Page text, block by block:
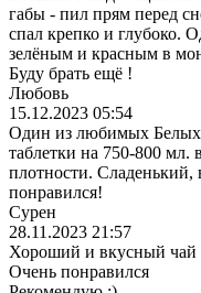
габы - пил прям перед
спал крепко и глубоко.
зелёным и красным в
Буду брать ещё !
Любовь
15.12.2023 05:54
Один из любимых
таблетки на 750-800 мл.
плотности.
понравился!
Сурен
28.11.2023 21:57
Хороший и вкусный чай
Очень понравился